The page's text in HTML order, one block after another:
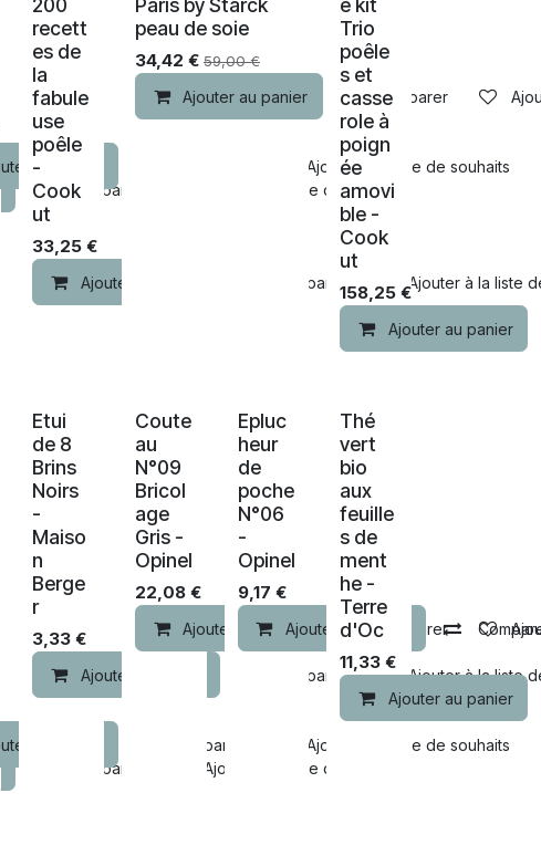
Comparer Ajouter à la liste de souhaits
au panier Ajouter à la liste de souhaits
200
recett
es de
la
fabule
use
poêle
-
Cook
ut
33,25 €
Ajouter au panier Comparer Ajouter à la liste
Paris by Starck
peau de soie
34,42 € 59,00€
Ajouter au panier Comparer
e kit
Trio
poêle
s et
casse
role à
poign
ée
amovi
ble -
Cook
ut
158,25 €
Ajouter au panier
Comparer Ajouter à la liste de souhaits
au panier Comparer Ajouter à la liste de souhaits
Etui
de 8
Brins
Noirs
-
Maiso
n
Berge
r
3,33 €
Ajouter au panier Comparer Ajouter à la liste
Nouveau !
Coute
au
N°09
Bricol
age
Gris -
Opinel
22,08€
Ajouter au panier Comparer
Epluc
heur
de
poche
N°06
-
Opinel
9,17 €
Ajouter au panier
Thé
vert
bio
aux
feuille
s de
ment
he -
Terre
d'Oc
11,33 €
Ajouter au panier